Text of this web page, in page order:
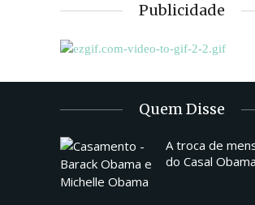
Publicidade
Quem Disse
A troca de
do Casal Obama